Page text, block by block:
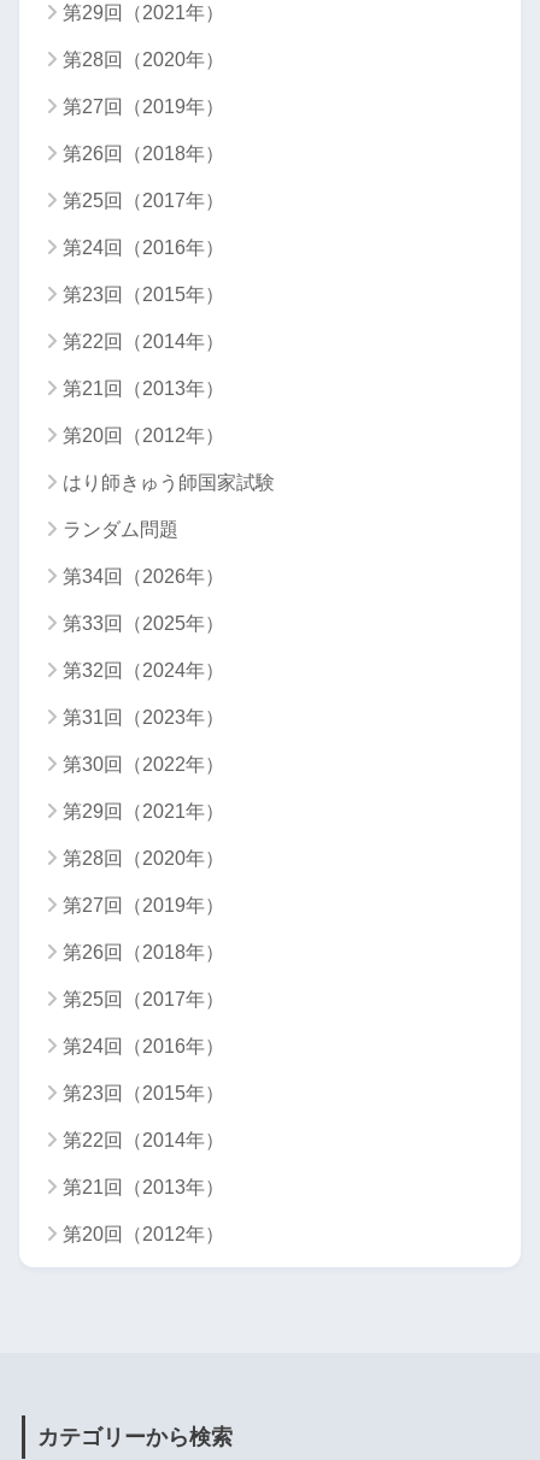
第29回（2021年）
第28回（2020年）
第27回（2019年）
第26回（2018年）
第25回（2017年）
第24回（2016年）
第23回（2015年）
第22回（2014年）
第21回（2013年）
第20回（2012年）
はり師きゅう師国家試験
ランダム問題
第34回（2026年）
第33回（2025年）
第32回（2024年）
第31回（2023年）
第30回（2022年）
第29回（2021年）
第28回（2020年）
第27回（2019年）
第26回（2018年）
第25回（2017年）
第24回（2016年）
第23回（2015年）
第22回（2014年）
第21回（2013年）
第20回（2012年）
カテゴリーから検索